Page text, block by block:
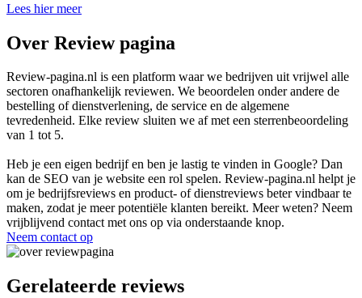
Lees hier meer
Over Review pagina
Review-pagina.nl is een platform waar we bedrijven uit vrijwel alle
sectoren onafhankelijk reviewen. We beoordelen onder andere de
bestelling of dienstverlening, de service en de algemene
tevredenheid. Elke review sluiten we af met een sterrenbeoordeling
van 1 tot 5.
Heb je een eigen bedrijf en ben je lastig te vinden in Google? Dan
kan de SEO van je website een rol spelen. Review-pagina.nl helpt je
om je bedrijfsreviews en product- of dienstreviews beter vindbaar te
maken, zodat je meer potentiële klanten bereikt. Meer weten? Neem
vrijblijvend contact met ons op via onderstaande knop.
Neem contact op
Gerelateerde reviews